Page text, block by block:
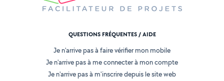
QUESTIONS FRÉQUENTES / AIDE
Je n'arrive pas à faire vérifier mon mobile
Je n'arrive pas à me connecter à mon compte
Je n'arrive pas à m'inscrire depuis le site web